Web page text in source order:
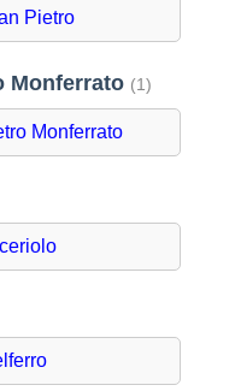
Pietro
Monferrato (1)
Monferrato